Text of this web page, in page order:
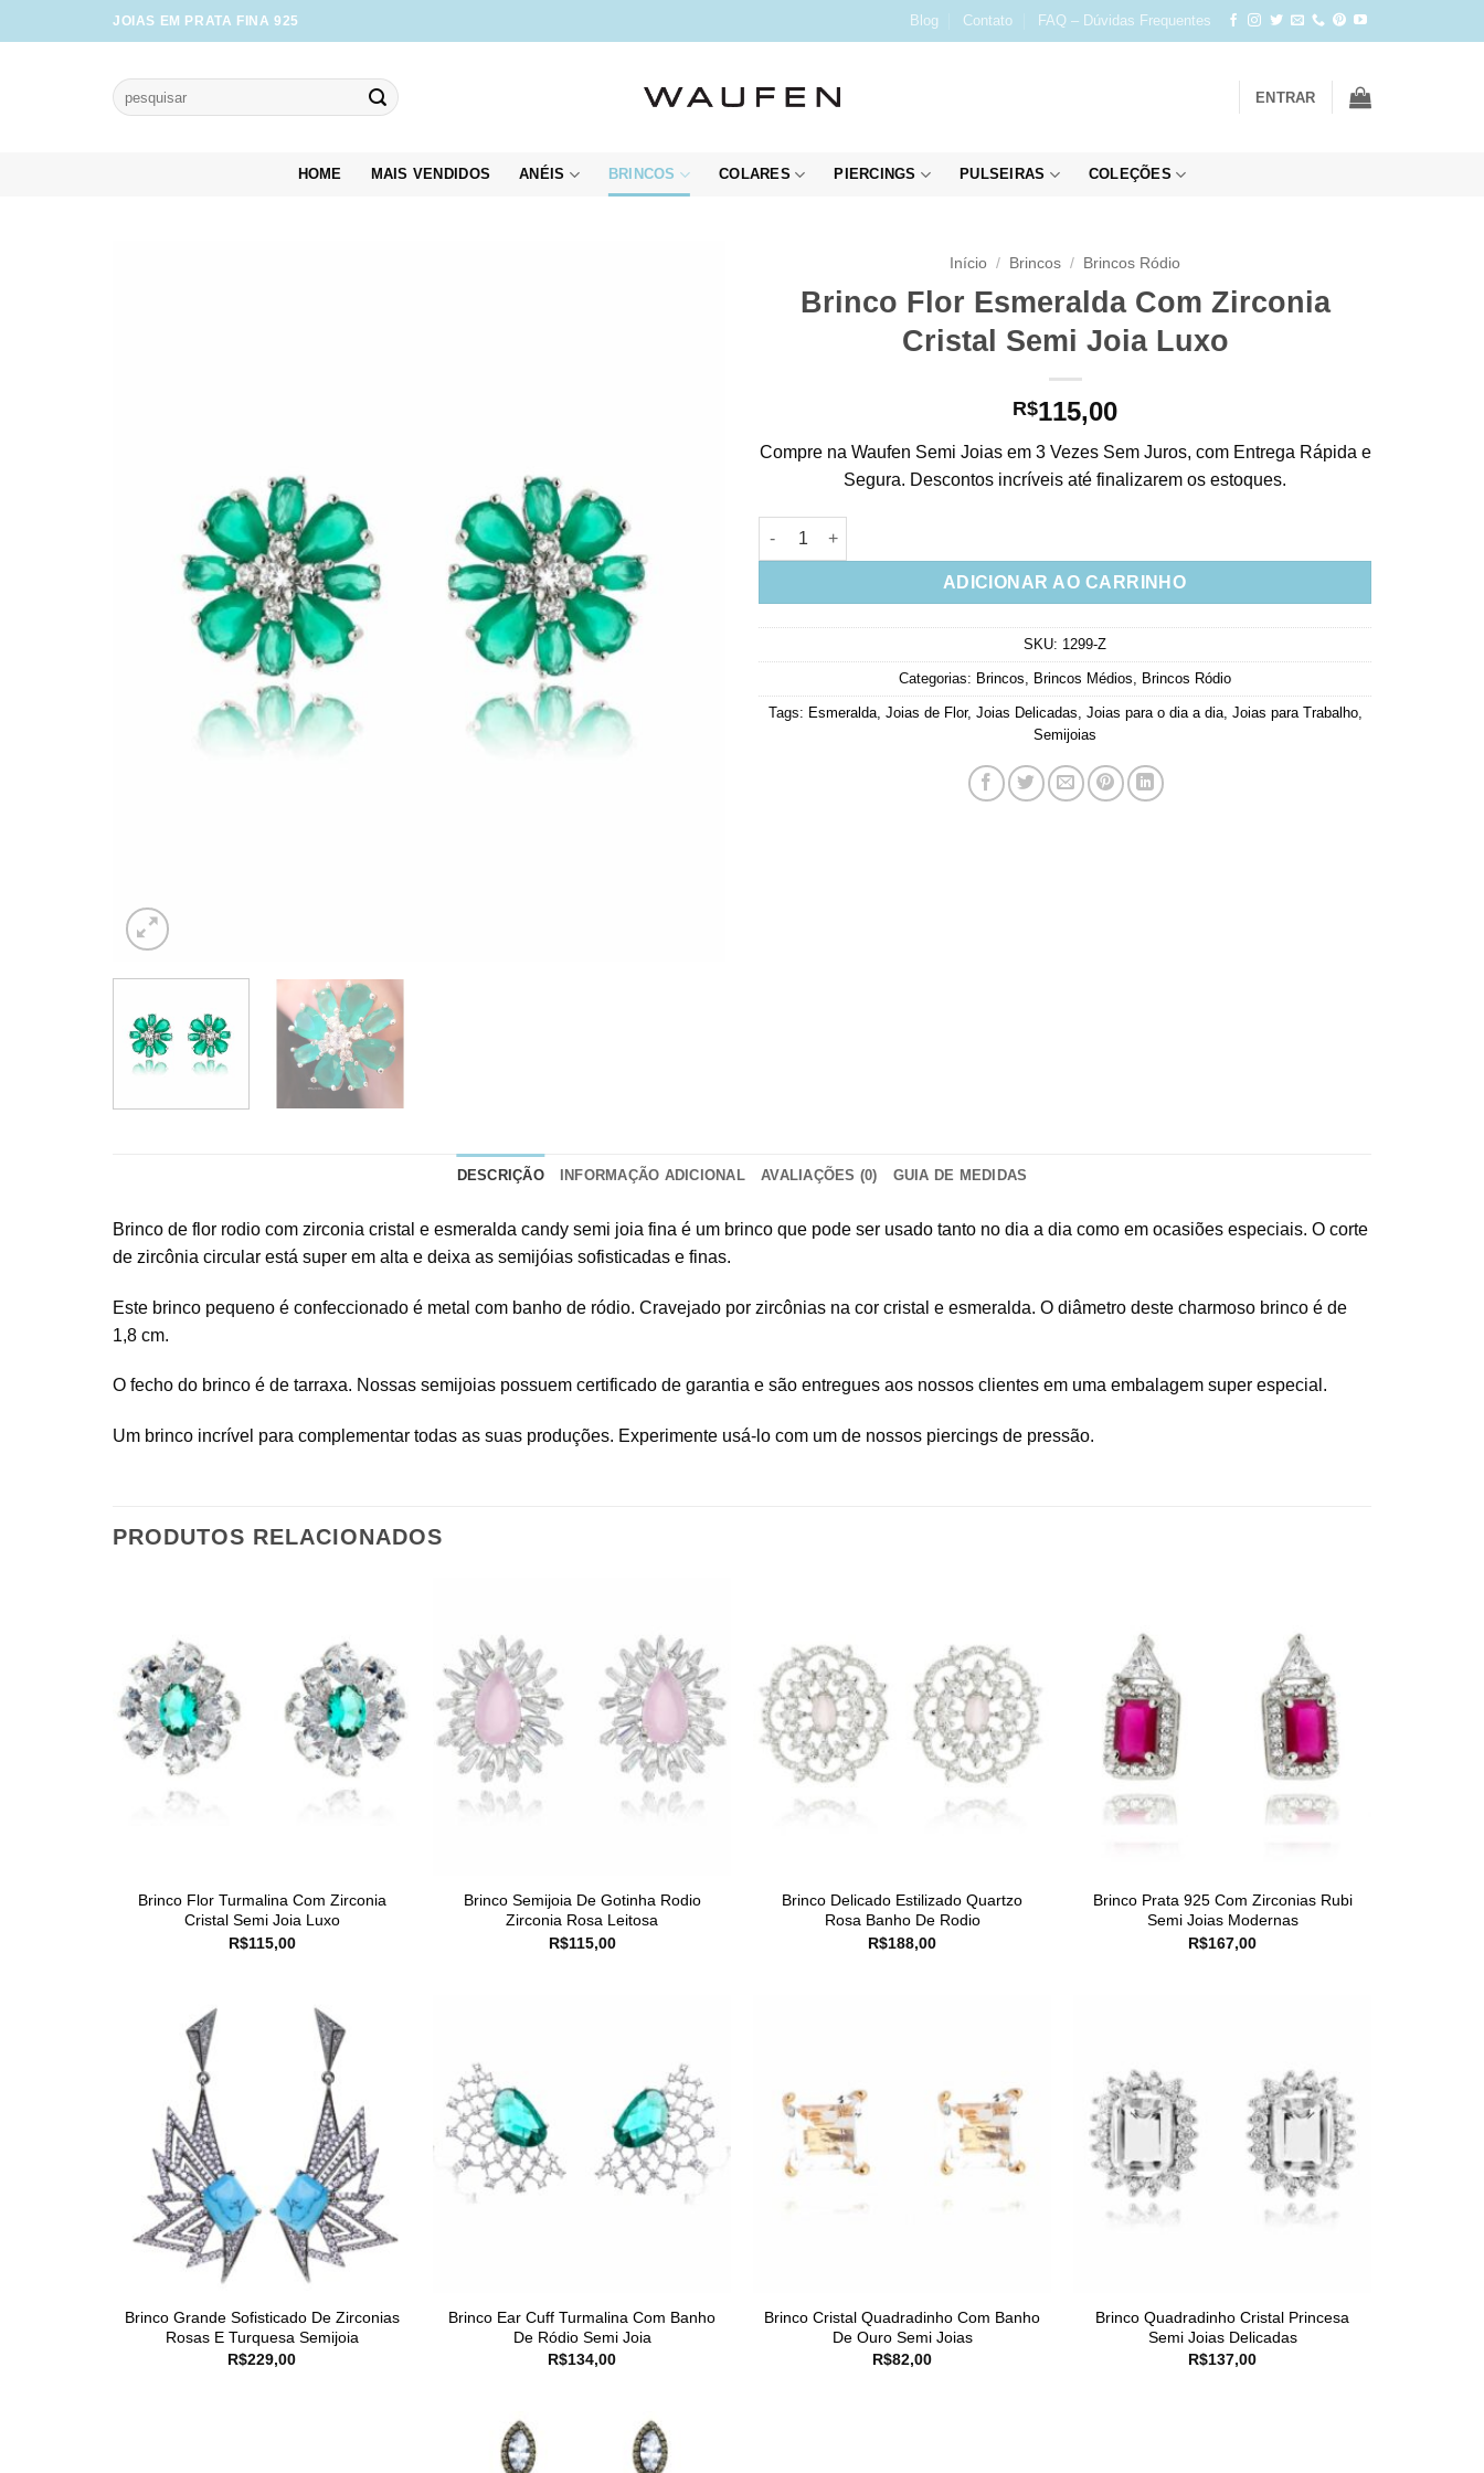
to
JOIAS EM PRATA FINA 925 Blog Contato FAQ – Dúvidas Frequentes
Pesquisar
por:
ENTRAR
HOME MAIS VENDIDOS ANÉIS BRINCOS COLARES PIERCINGS PULSEIRAS COLEÇÕES
Início / Brincos / Brincos Ródio
Brinco Flor Esmeralda Com Zirconia
Cristal Semi Joia Luxo
R$115,00
Compre na Waufen Semi Joias em 3 Vezes Sem Juros, com Entrega Rápida e
Segura. Descontos incríveis até finalizarem os estoques.
Brinco Flor Esmeralda Com Zirconia Cristal Semi Joia Luxo quantidade
ADICIONAR AO CARRINHO
SKU: 1299-Z
Categorias: Brincos Brincos Médios Brincos Ródio
Tags: Esmeralda, Joias de Flor, Joias Delicadas Joias para o dia a dia, Joias para Trabalho,
Semijoias
DESCRIÇÃO INFORMAÇÃO ADICIONAL AVALIAÇÕES (0) GUIA DE MEDIDAS
Brinco de flor rodio com zirconia cristal e esmeralda candy semi joia fina é um brinco que pode ser usado tanto no dia a dia como em ocasiões especiais. O corte
de zircônia circular está super em alta e deixa as semijóias sofisticadas e finas.
Este brinco pequeno é confeccionado é metal com banho de ródio. Cravejado por zircônias na cor cristal e esmeralda. O diâmetro deste charmoso brinco é de
1,8 cm.
O fecho do brinco é de tarraxa. Nossas semijoias possuem certificado de garantia e são entregues aos nossos clientes em uma embalagem super especial.
Um brinco incrível para complementar todas as suas produções. Experimente usá-lo com um de nossos piercings de pressão.
PRODUTOS RELACIONADOS
Brinco Flor Turmalina Com Zirconia
Cristal Semi Joia Luxo
R$115,00
Brinco Semijoia De Gotinha Rodio
Zirconia Rosa Leitosa
R$115,00
Brinco Delicado Estilizado Quartzo
Rosa Banho De Rodio
R$188,00
Brinco Prata 925 Com Zirconias Rubi
Semi Joias Modernas
R$167,00
Brinco Grande Sofisticado De Zirconias
Rosas E Turquesa Semijoia
R$229,00
Brinco Ear Cuff Turmalina Com Banho
De Ródio Semi Joia
R$134,00
Brinco Cristal Quadradinho Com Banho
De Ouro Semi Joias
R$82,00
Brinco Quadradinho Cristal Princesa
Semi Joias Delicadas
R$137,00